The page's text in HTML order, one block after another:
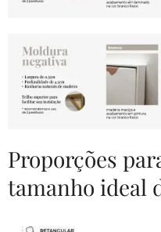
Proporções
tamanho ideal